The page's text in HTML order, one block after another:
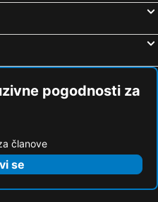
pogodnosti za
članove
se